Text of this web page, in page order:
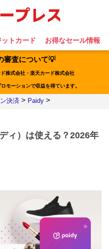
ットカード お得なセール情報
審査について💡
株式会社・楽天カード株式会社
モーションで収益を得ています。
決済 > Paidy >
ィ）は使える？2026年